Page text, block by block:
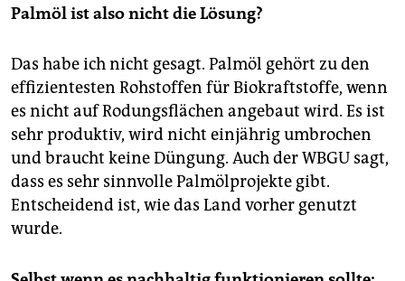
Palmöl ist also nicht die Lösung?
Das habe ich nicht gesagt. Palmöl gehört zu den
effizientesten Rohstoffen für Biokraftstoffe, wenn
es nicht auf Rodungsflächen angebaut wird. Es ist
sehr produktiv, wird nicht einjährig umbrochen
und braucht keine Düngung. Auch der WBGU sagt,
dass es sehr sinnvolle Palmölprojekte gibt.
Entscheidend ist, wie das Land vorher genutzt
wurde.